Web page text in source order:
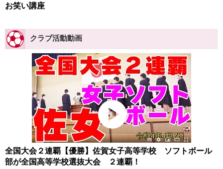
お笑い講座
クラブ活動動画
全国大会２連覇【優勝】佐賀女子高等学校 ソフトボール
部が全国高等学校選抜大会 ２連覇！